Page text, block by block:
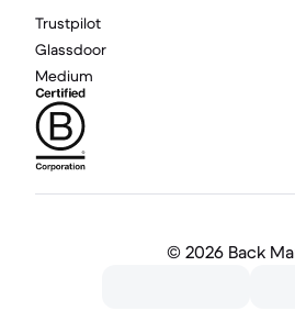
Trustpilot
Glassdoor
Medium
© 2026 Back